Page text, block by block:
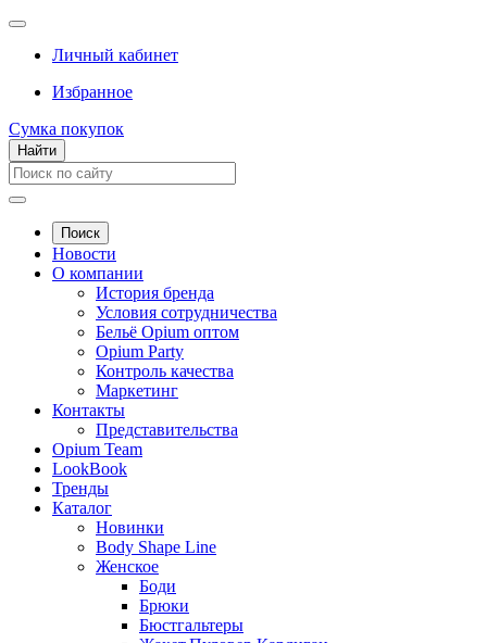
Личный кабинет
Избранное
Сумка покупок
Найти
Поиск
Новости
О компании
История бренда
Условия сотрудничества
Бельё Opium оптом
Opium Party
Контроль качества
Маркетинг
Контакты
Представительства
Opium Team
LookBook
Тренды
Каталог
Новинки
Body Shape Line
Женское
Боди
Брюки
Бюстгальтеры